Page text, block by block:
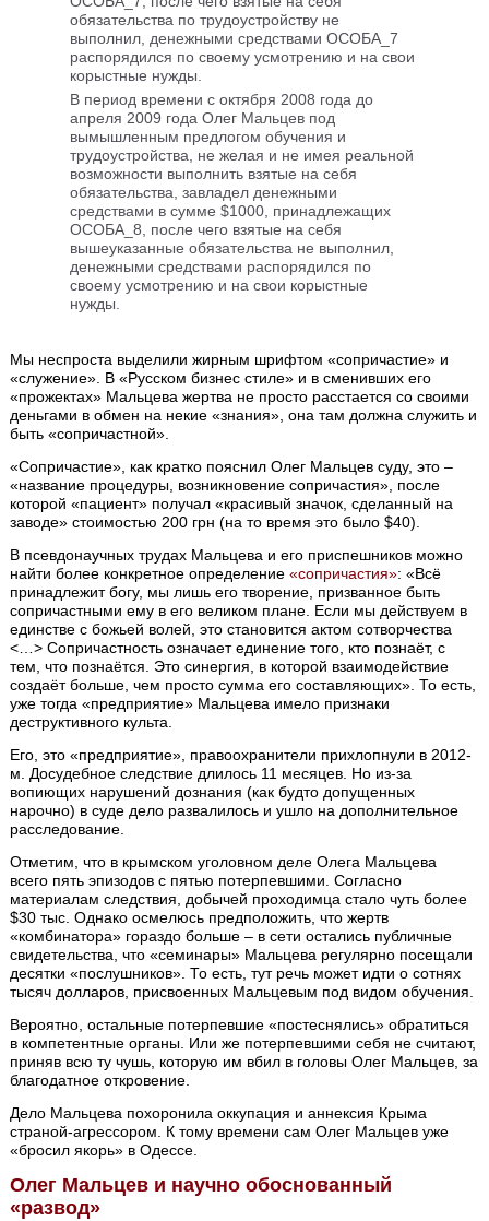
обязательства по трудоустройству не
выполнил, денежными средствами ОСОБА_7
распорядился по своему усмотрению и на свои
корыстные нужды.
В период времени с октября 2008 года до
апреля 2009 года Олег Мальцев под
вымышленным предлогом обучения и
трудоустройства, не желая и не имея реальной
возможности выполнить взятые на себя
обязательства, завладел денежными
средствами в сумме $1000, принадлежащих
ОСОБА_8, после чего взятые на себя
вышеуказанные обязательства не выполнил,
денежными средствами распорядился по
своему усмотрению и на свои корыстные
нужды.
Мы неспроста выделили жирным шрифтом «сопричастие» и
«служение». В «Русском бизнес стиле» и в сменивших его
«прожектах» Мальцева жертва не просто расстается со своими
деньгами в обмен на некие «знания», она там должна служить и
быть «сопричастной».
«Сопричастие», как кратко пояснил Олег Мальцев суду, это –
«название процедуры, возникновение сопричастия», после
которой «пациент» получал «красивый значок, сделанный на
заводе» стоимостью 200 грн (на то время это было $40).
В псевдонаучных трудах Мальцева и его приспешников можно
найти более конкретное определение«сопричастия»: «Всё
принадлежит богу, мы лишь его творение, призванное быть
сопричастными ему в его великом плане. Если мы действуем в
единстве с божьей волей, это становится актом сотворчества
<…> Сопричастность означает единение того, кто познаёт, с
тем, что познаётся. Это синергия, в которой взаимодействие
создаёт больше, чем просто сумма его составляющих». То есть,
уже тогда «предприятие» Мальцева имело признаки
деструктивного культа.
Его, это «предприятие», правоохранители прихлопнули в 2012-
м. Досудебное следствие длилось 11 месяцев. Но из-за
вопиющих нарушений дознания (как будто допущенных
нарочно) в суде дело развалилось и ушло на дополнительное
расследование.
Отметим, что в крымском уголовном деле Олега Мальцева
всего пять эпизодов с пятью потерпевшими. Согласно
материалам следствия, добычей проходимца стало чуть более
$30 тыс. Однако осмелюсь предположить, что жертв
«комбинатора» гораздо больше – в сети остались публичные
свидетельства, что «семинары» Мальцева регулярно посещали
десятки «послушников». То есть, тут речь может идти о сотнях
тысяч долларов, присвоенных Мальцевым под видом обучения.
Вероятно, остальные потерпевшие «постеснялись» обратиться
в компетентные органы. Или же потерпевшими себя не считают,
приняв всю ту чушь, которую им вбил в головы Олег Мальцев, за
благодатное откровение.
Дело Мальцева похоронила оккупация и аннексия Крыма
страной-агрессором. К тому времени сам Олег Мальцев уже
«бросил якорь» в Одессе.
Олег Мальцев и научно обоснованный
«развод»